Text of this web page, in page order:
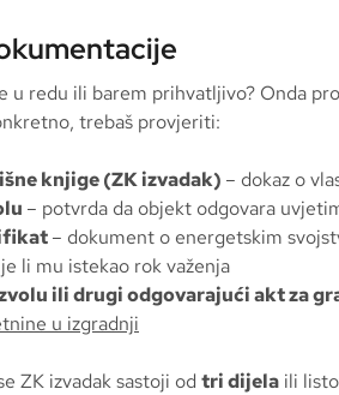
u redu ili barem prihvatljivo? Onda
trebaš provjeriti:
knjige (ZK izvadak) – dokaz o
– potvrda da objekt odgovara
– dokument o energetskim
li mu istekao rok važenja
ili drugi odgovarajući akt za
u izgradnji
ZK izvadak sastoji od tri dijela ili